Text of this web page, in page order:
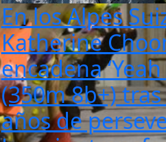
En los Alpes
Katherine
encadena ‘Yeah
(350m 8b+) tras
años de